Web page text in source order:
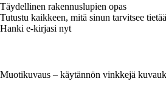
Täydellinen rakennuslupien opas
Tutustu kaikkeen, mitä sinun tarvitsee
Hanki e-kirjasi nyt
Muotikuvaus – käytännön vinkkejä